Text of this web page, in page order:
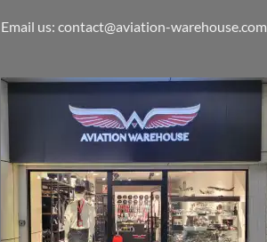
Email us: contact@aviation-warehouse.com